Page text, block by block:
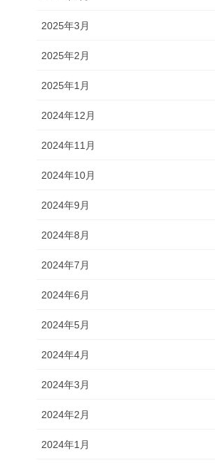
2025年3月
2025年2月
2025年1月
2024年12月
2024年11月
2024年10月
2024年9月
2024年8月
2024年7月
2024年6月
2024年5月
2024年4月
2024年3月
2024年2月
2024年1月